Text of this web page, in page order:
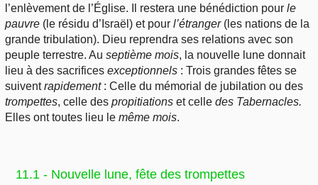
l’enlèvement de l’Église. Il restera une bénédiction pour le
pauvre (le résidu d’Israël) et pour l’étranger(les nations de la
grande tribulation). Dieu reprendra ses relations avec son
peuple terrestre. Au septième mois, la nouvelle lune donnait
lieu à des sacrifices exceptionnels : Trois grandes fêtes se
suiventrapidement: Celle du mémorial de jubilation ou des
trompettes, celle des propitiations et celle des Tabernacles.
Elles ont toutes lieu le même mois.
11.1 - Nouvelle lune, fête des trompettes